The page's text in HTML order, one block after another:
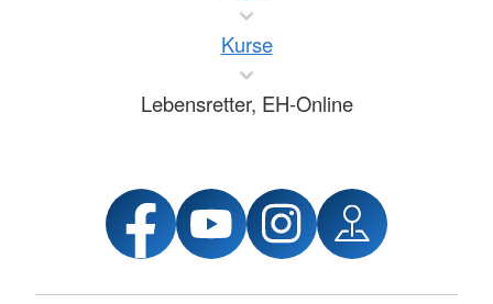
Kurse
Lebensretter, EH-Online